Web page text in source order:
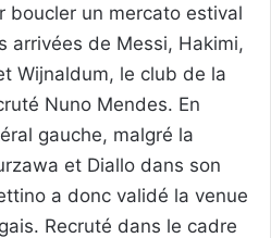
boucler un mercato estival
arrivées de Messi, Hakimi,
Wijnaldum, le club de la
Nuno Mendes. En
gauche, malgré la
et Diallo dans son
a donc validé la venue
Recruté dans le cadre